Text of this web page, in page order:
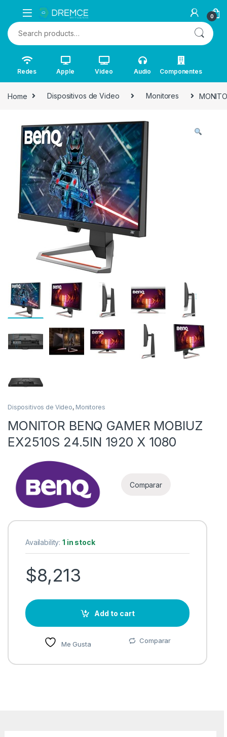
0
Search for:
Redes Apple Video Audio Componentes
Home Dispositivos de Video Monitores
Dispositivos de Video, Monitores
MONITOR BENQ GAMER MOBIUZ
EX2510S 24.5IN 1920 X 1080
Comparar
Availability:1 in stock
$8,213
Add to cart
Me Gusta Comparar